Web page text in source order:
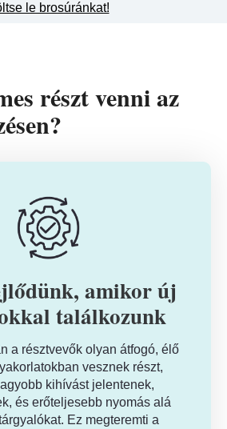
le brosúránkat!
részt venni az
amikor új
találkozunk
a résztvevők olyan átfogó, élő
vesznek részt,
kihívást jelentenek,
és erőteljesebb nyomás alá
Ez megteremti a